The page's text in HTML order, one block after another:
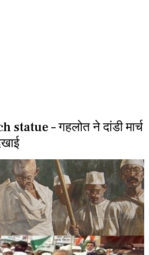
– गहलोत ने दांडी मार्च